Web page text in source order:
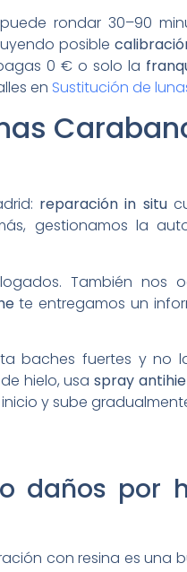
rondar 30–90
posible
0 € o solo la
en Sustitución de
reparación in situ
gestionamos la
También nos
te entregamos un
baches fuertes y no
hielo, usaspray
y sube
daños por
con resina es una